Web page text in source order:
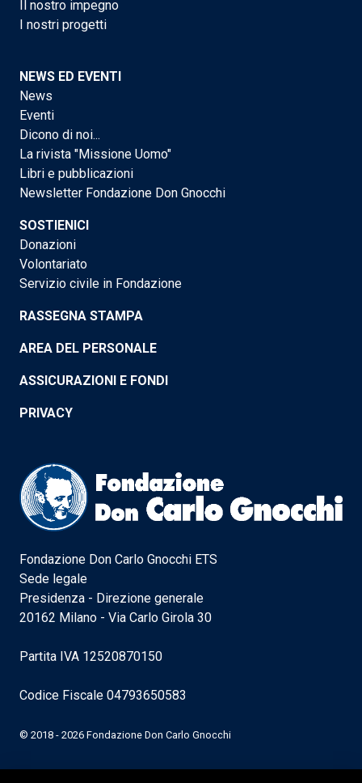
Il nostro impegno
I nostri progetti
NEWS ED EVENTI
News
Eventi
Dicono di noi...
La rivista "Missione Uomo"
Libri e pubblicazioni
Newsletter Fondazione Don Gnocchi
SOSTIENICI
Donazioni
Volontariato
Servizio civile in Fondazione
RASSEGNA STAMPA
AREA DEL PERSONALE
ASSICURAZIONI E FONDI
PRIVACY
Fondazione Don Carlo Gnocchi ETS
Sede legale
Presidenza - Direzione generale
20162 Milano - Via Carlo Girola 30
Partita IVA 12520870150
Codice Fiscale 04793650583
© 2018 - 2026 Fondazione Don Carlo Gnocchi